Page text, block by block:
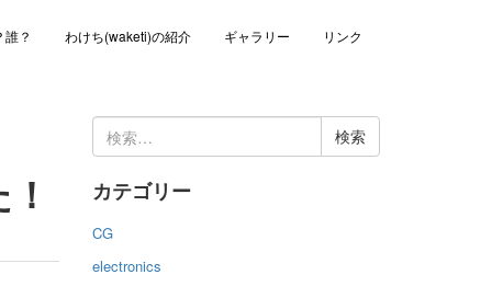
誰？ わけち(waketi)の紹介 ギャラリー リンク
検
索:
カテゴリー
CG
electronics